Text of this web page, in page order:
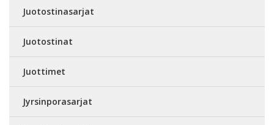
Juotostinasarjat
Juotostinat
Juottimet
Jyrsinporasarjat